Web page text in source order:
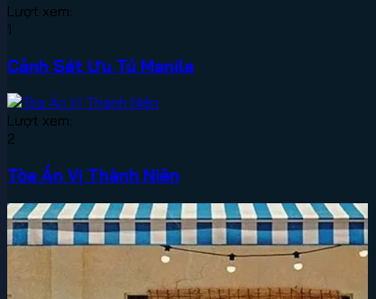
Lượt xem:
1
Cảnh Sát Ưu Tú Manila
Lượt xem:
2
Tòa Án Vị Thành Niên